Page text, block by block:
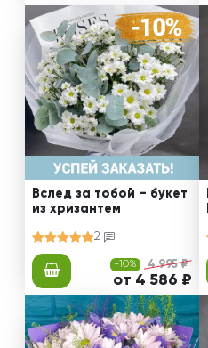
Вслед за тобой – букет
из хризантем
2
-10% 4 995 ₽
от 4 586 ₽